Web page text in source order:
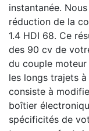
instantanée.
réduction de la
1.4 HDI 68. Ce
des 90 cv de
du couple
les longs trajets
consiste à
boîtier
spécificités de